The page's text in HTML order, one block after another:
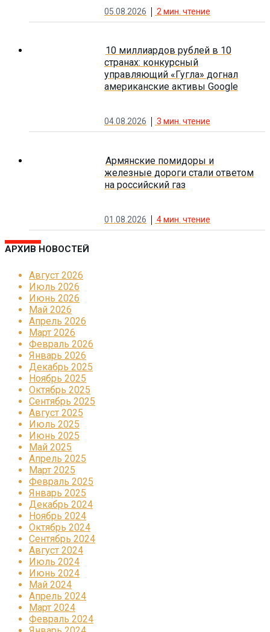
05.08.2026 2 мин. чтение
10 миллиардов рублей в 10
странах: конкурсный
управляющий «Гугла» догнал
американские активы Google
04.08.2026 3 мин. чтение
Армянские помидоры и
железные дороги стали ответом
на российский газ
01.08.2026 4мин. чтение
АРХИВ НОВОСТЕЙ
Август 2026
Июль 2026
Июнь 2026
Май 2026
Апрель 2026
Март 2026
Февраль 2026
Январь 2026
Декабрь 2025
Ноябрь 2025
Октябрь 2025
Сентябрь 2025
Август 2025
Июль 2025
Июнь 2025
Май 2025
Апрель 2025
Март 2025
Февраль 2025
Январь 2025
Декабрь 2024
Ноябрь 2024
Октябрь 2024
Сентябрь 2024
Август 2024
Июль 2024
Июнь 2024
Май 2024
Апрель 2024
Март 2024
Февраль 2024